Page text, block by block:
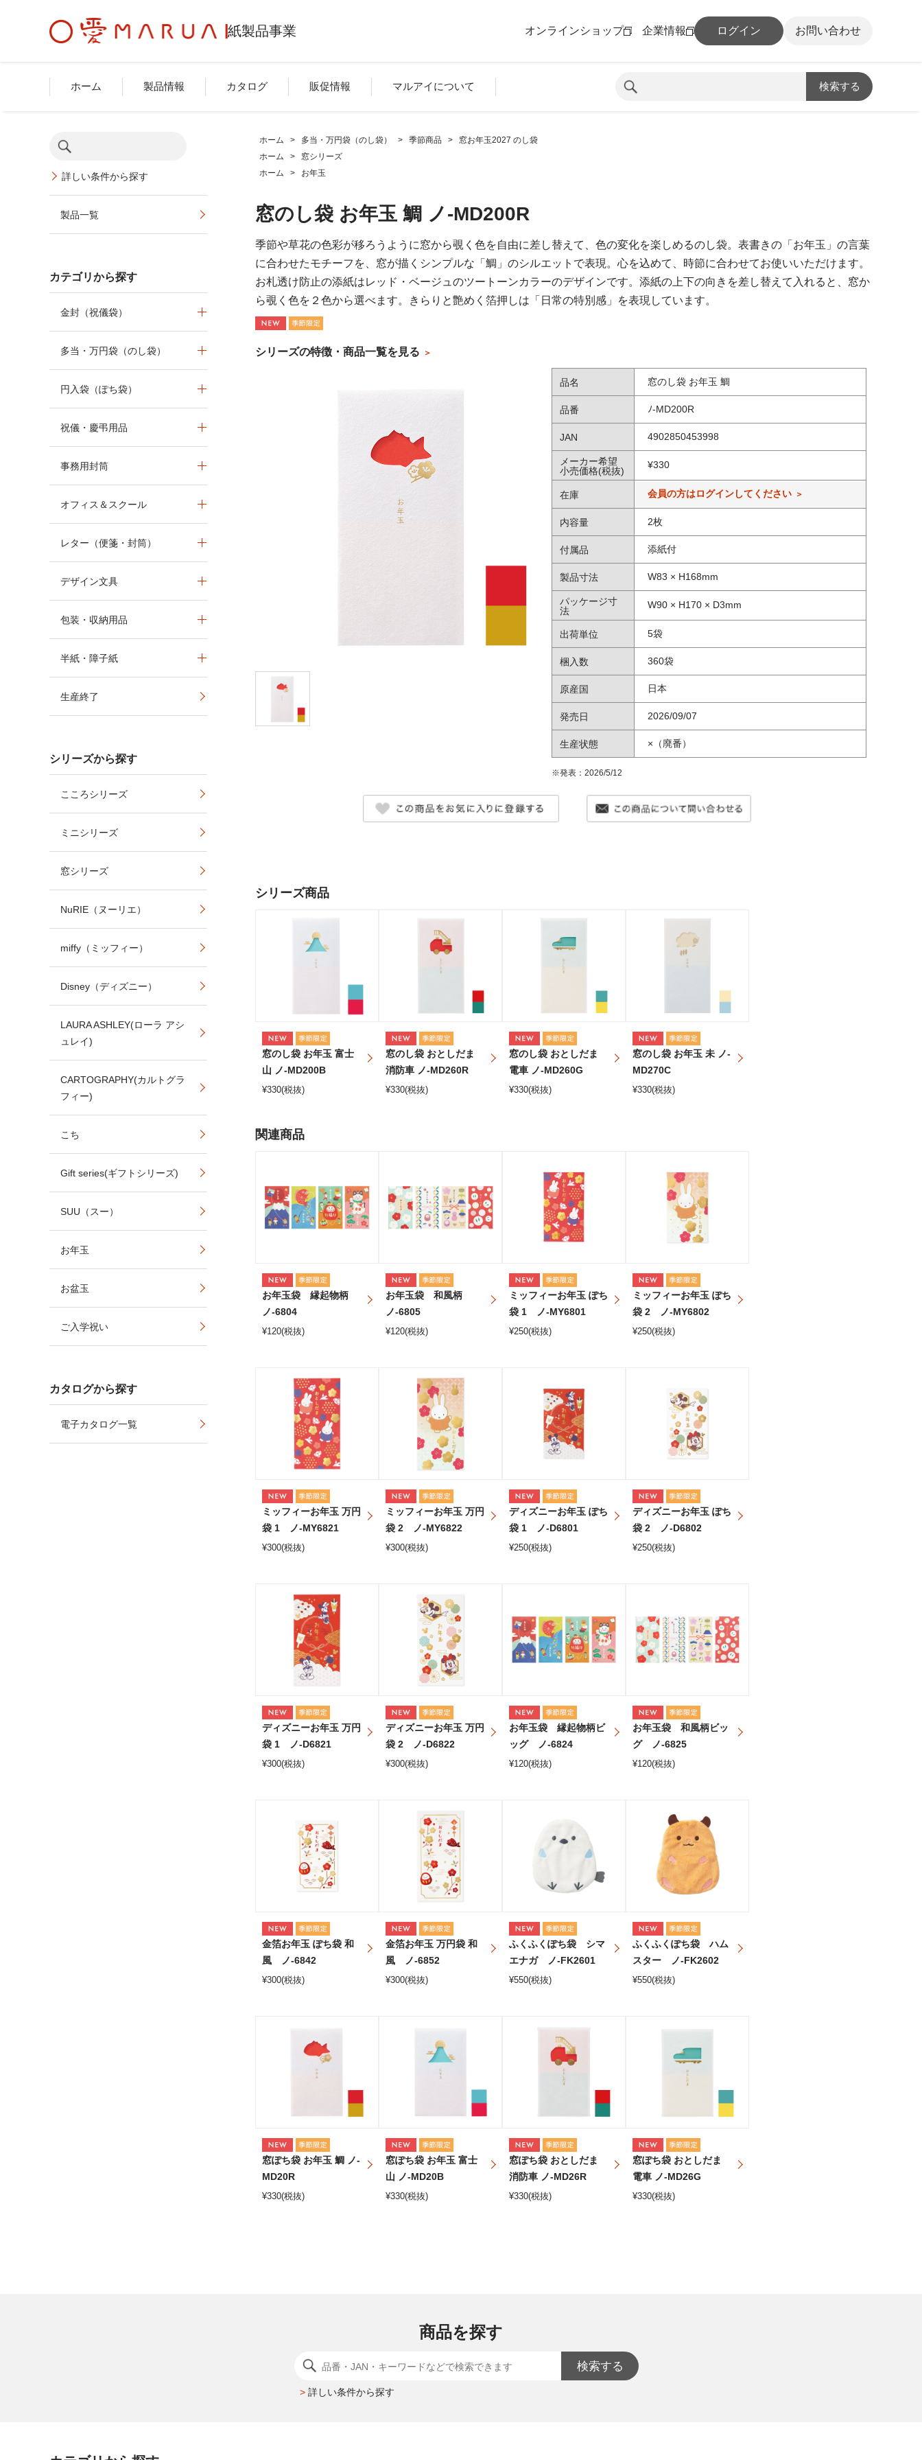
紙製品事業 オンラインショップ 企業情報 ログイン お問い合わせ
ホーム 製品情報 カタログ 販促情報 マルアイについて 検索する
ホーム > 多当・万円袋（のし袋） > 季節商品 >
窓お年玉2027 のし袋
ホーム
>
窓シリーズ
ホーム
> お年玉
窓のし袋 お年玉 鯛 ノ-MD200R
季節や草花の色彩が移ろうように窓から覗く色を自由に差し替えて、色の変化を楽しめるのし袋。表書きの「お年玉」の言葉
に合わせたモチーフを、窓が描くシンプルな「鯛」のシルエットで表現。心を込めて、時節に合わせてお使いいただけます。
お札透け防止の添紙はレッド・ベージュのツートーンカラーのデザインです。添紙の上下の向きを差し替えて入れると、窓か
ら覗く色を２色から選べます。きらりと艶めく箔押しは「日常の特別感」を表現しています。
シリーズの特徴・商品一覧を見る
品名 窓のし袋 お年玉 鯛
品番 ﾉ-MD200R
JAN 4902850453998
メーカー希望
小売価格(税抜)
¥330
在庫 会員の方はログインしてください
内容量 2枚
付属品 添紙付
製品寸法 W83 × H168mm
パッケージ寸
法
W90 × H170 × D3mm
出荷単位 5袋
梱入数 360袋
原産国 日本
発売日 2026/09/07
生産状態 ×（廃番）
※発表：2026/5/12
シリーズ商品
窓のし袋 お年玉 富士
山 ノ-MD200B
¥330(税抜)
窓のし袋 おとしだま
消防車 ノ-MD260R
¥330(税抜)
窓のし袋 おとしだま
電車 ノ-MD260G
¥330(税抜)
窓のし袋 お年玉 未 ノ-
MD270C
¥330(税抜)
関連商品
お年玉袋 縁起物柄
ノ-6804
¥120(税抜)
お年玉袋 和風柄
ノ-6805
¥120(税抜)
ミッフィーお年玉 ぽち
袋 1 ノ-MY6801
¥250(税抜)
ミッフィーお年玉 ぽち
袋 2 ノ-MY6802
¥250(税抜)
ミッフィーお年玉 万円
袋 1 ノ-MY6821
¥300(税抜)
ミッフィーお年玉 万円
袋 2 ノ-MY6822
¥300(税抜)
ディズニーお年玉 ぽち
袋 1 ノ-D6801
¥250(税抜)
ディズニーお年玉 ぽち
袋 2 ノ-D6802
¥250(税抜)
ディズニーお年玉 万円
袋 1 ノ-D6821
¥300(税抜)
ディズニーお年玉 万円
袋 2 ノ-D6822
¥300(税抜)
お年玉袋 縁起物柄ビ
ッグ ノ-6824
¥120(税抜)
お年玉袋 和風柄ビッ
グ ノ-6825
¥120(税抜)
金箔お年玉 ぽち袋 和
風 ノ-6842
¥300(税抜)
金箔お年玉 万円袋 和
風 ノ-6852
¥300(税抜)
ふくふくぽち袋 シマ
エナガ ノ-FK2601
¥550(税抜)
ふくふくぽち袋 ハム
スター ノ-FK2602
¥550(税抜)
窓ぽち袋 お年玉 鯛 ノ-
MD20R
¥330(税抜)
窓ぽち袋 お年玉 富士
山 ノ-MD20B
¥330(税抜)
窓ぽち袋 おとしだま
消防車 ノ-MD26R
¥330(税抜)
窓ぽち袋 おとしだま
電車 ノ-MD26G
¥330(税抜)
詳しい条件から探す
製品一覧
カテゴリから探す
金封（祝儀袋）
多当・万円袋（のし袋）
円入袋（ぽち袋）
祝儀・慶弔用品
事務用封筒
オフィス＆スクール
レター（便箋・封筒）
デザイン文具
包装・収納用品
半紙・障子紙
生産終了
シリーズから探す
こころシリーズ
ミニシリーズ
窓シリーズ
NuRIE（ヌーリエ）
miffy（ミッフィー）
Disney（ディズニー）
LAURA ASHLEY(ローラ アシ
ュレイ)
CARTOGRAPHY(カルトグラ
フィー)
こち
Gift series(ギフトシリーズ)
SUU（スー）
お年玉
お盆玉
ご入学祝い
カタログから探す
電子カタログ一覧
商品を探す
検索する
詳しい条件から探す